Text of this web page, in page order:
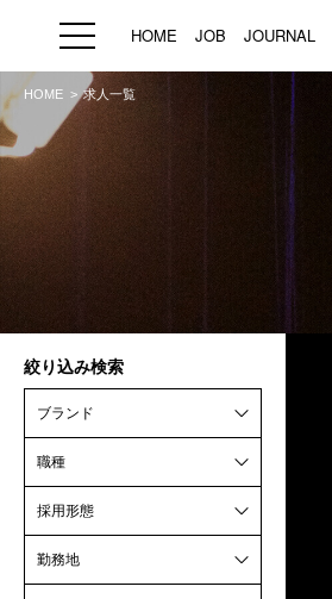
HOME JOB JOURNAL
HOME
プライバシーポリシー
HOME 求人一覧
絞り込み検索
ブランド
職種
採用形態
勤務地